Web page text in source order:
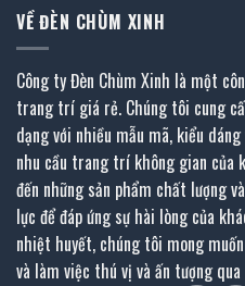
VỀ ĐÈN CHÙM XINH
Công ty Đèn Chùm Xinh là một
trang trí giá rẻ. Chúng tôi cung
dạng với nhiều mẫu mã, kiểu
nhu cầu trang trí không gian của
đến những sản phẩm chất lượng
lực để đáp ứng sự hài lòng của
nhiệt huyết, chúng tôi mong
và làm việc thú vị và ấn tượng